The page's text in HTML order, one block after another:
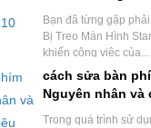
Bạn đã từng gặp
Bị Treo Màn Hình
khiến công việc của...
cách sửa bàn
Nguyên nhân và
hiệu quả
Trong quá trình sử